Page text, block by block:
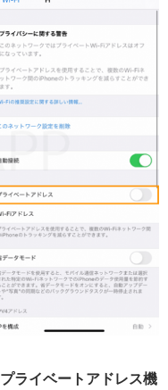
プライベートアドレス機